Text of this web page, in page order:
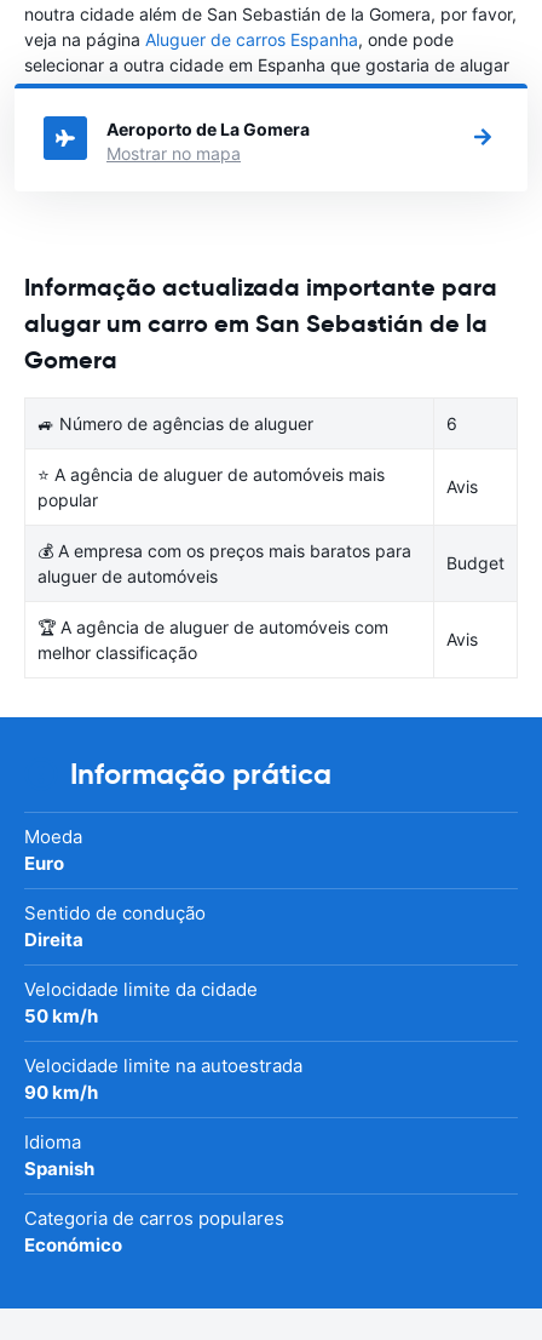
noutra cidade além de San Sebastián de la Gomera, por favor,
veja na página Aluguer de carros Espanha, onde pode
selecionar a outra cidade em Espanha que gostaria de alugar
um carro
Aeroporto de La Gomera
Mostrar no mapa
Informação actualizada importante para
alugar um carro em San Sebastián de la
Gomera
🚙 Número de agências de aluguer 6
⭐ A agência de aluguer de automóveis mais
popular
Avis
💰 A empresa com os preços mais baratos para
aluguer de automóveis
Budget
🏆 A agência de aluguer de automóveis com
melhor classificação
Avis
Informação prática
Moeda
Euro
Sentido de condução
Direita
Velocidade limite da cidade
50 km/h
Velocidade limite na autoestrada
90 km/h
Idioma
Spanish
Categoria de carros populares
Económico